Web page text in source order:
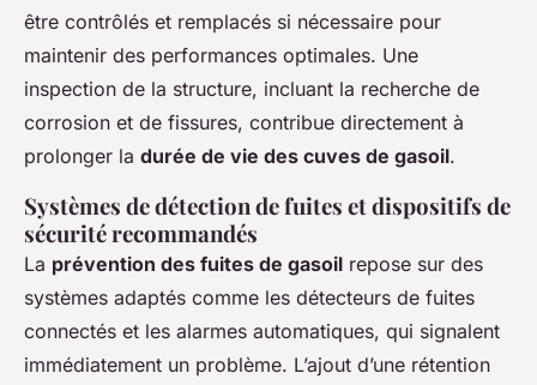
être contrôlés et remplacés si nécessaire pour
maintenir des performances optimales. Une
inspection de la structure, incluant la recherche de
corrosion et de fissures, contribue directement à
prolonger la durée de vie des cuves de gasoil.
Systèmes de détection de fuites et dispositifs de
sécurité recommandés
La prévention des fuites de gasoil repose sur des
systèmes adaptés comme les détecteurs de fuites
connectés et les alarmes automatiques, qui signalent
immédiatement un problème. L’ajout d’une rétention